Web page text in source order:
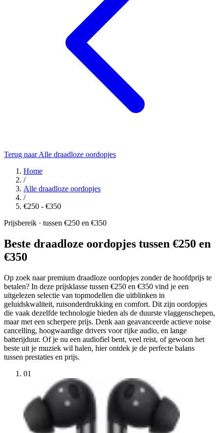
Terug naar Alle draadloze oordopjes
Home
/
Alle draadloze oordopjes
/
€250 - €350
Prijsbereik · tussen €250 en €350
Beste draadloze oordopjes tussen €250 en
€350
Op zoek naar premium draadloze oordopjes zonder de hoofdprijs te
betalen? In deze prijsklasse tussen €250 en €350 vind je een
uitgelezen selectie van topmodellen die uitblinken in
geluidskwaliteit, ruisonderdrukking en comfort. Dit zijn oordopjes
die vaak dezelfde technologie bieden als de duurste vlaggenschepen,
maar met een scherpere prijs. Denk aan geavanceerde actieve noise
cancelling, hoogwaardige drivers voor rijke audio, en lange
batterijduur. Of je nu een audiofiel bent, veel reist, of gewoon het
beste uit je muziek wil halen, hier ontdek je de perfecte balans
tussen prestaties en prijs.
01